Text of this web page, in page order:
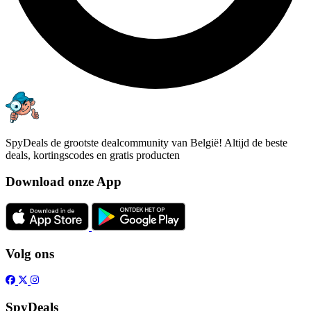
SpyDeals de grootste dealcommunity van België! Altijd de beste
deals, kortingscodes en gratis producten
Download onze App
Volg ons
SpyDeals